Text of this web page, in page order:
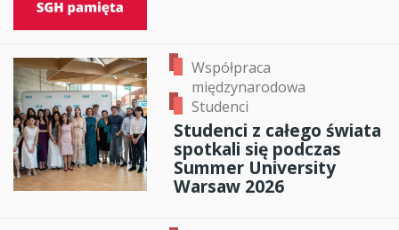
Współpraca
międzynarodowa
Studenci
Studenci z całego świata
spotkali się podczas
Summer University
Warsaw 2026